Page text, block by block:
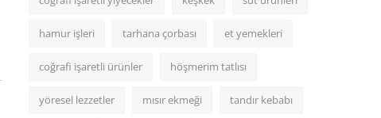
hamur işleri tarhana çorbası et yemekleri
coğrafi işaretli ürünler höşmerim tatlısı
yöresel lezzetler mısır ekmeği tandır kebabı